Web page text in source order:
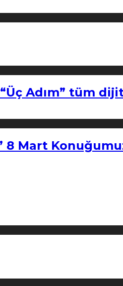
Adım” tüm
8 Mart